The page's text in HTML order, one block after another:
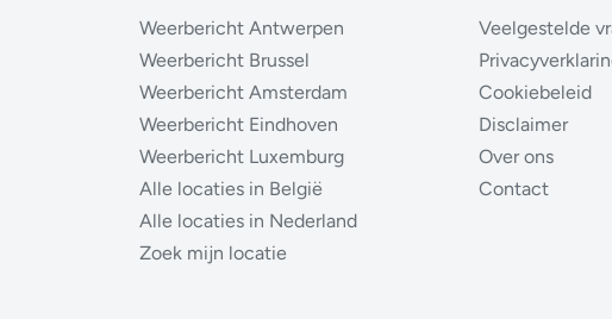
Weerbericht Antwerpen
Weerbericht Brussel
Weerbericht Amsterdam
Weerbericht Eindhoven
Weerbericht Luxemburg
Alle locaties in België
Alle locaties in Nederland
Zoek mijn locatie
Veelgestelde
Cookiebeleid
Disclaimer
Over ons
Contact